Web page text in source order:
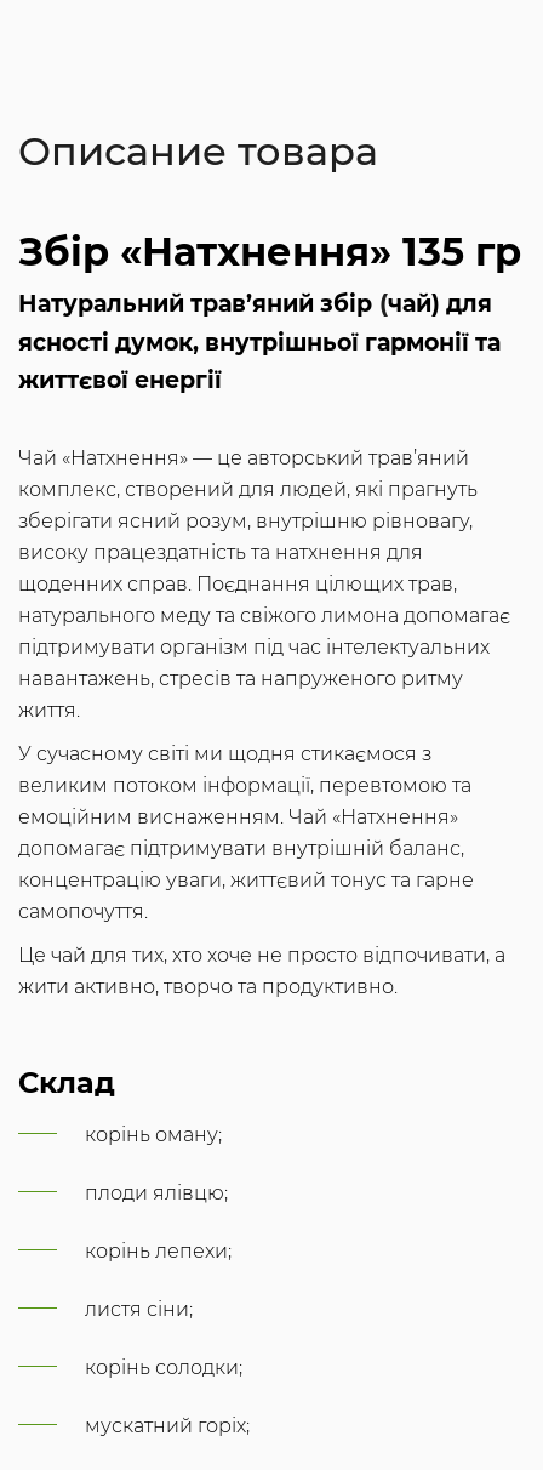
Описание товара
Збір «Натхнення» 135 гр
Натуральний трав’яний збір (чай) для
ясності думок, внутрішньої гармонії та
життєвої енергії
Чай «Натхнення» — це авторський трав’яний
комплекс, створений для людей, які прагнуть
зберігати ясний розум, внутрішню рівновагу,
високу працездатність та натхнення для
щоденних справ. Поєднання цілющих трав,
натурального меду та свіжого лимона допомагає
підтримувати організм під час інтелектуальних
навантажень, стресів та напруженого ритму
життя.
У сучасному світі ми щодня стикаємося з
великим потоком інформації, перевтомою та
емоційним виснаженням. Чай «Натхнення»
допомагає підтримувати внутрішній баланс,
концентрацію уваги, життєвий тонус та гарне
самопочуття.
Це чай для тих, хто хоче не просто відпочивати, а
жити активно, творчо та продуктивно.
Склад
корінь оману;
плоди ялівцю;
корінь лепехи;
листя сіни;
корінь солодки;
мускатний горіх;